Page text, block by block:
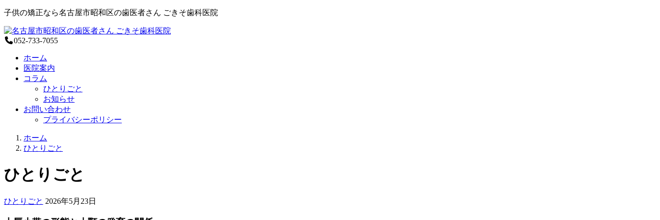
子供の矯正なら名古屋市昭和区の歯医者さん ごきそ歯科医院
052-733-7055
ホーム
医院案内
コラム
ひとりごと
お知らせ
お問い合わせ
プライバシーポリシー
ご
き
歯
科
院
ホーム
ひとりごと
ひとりごと
ひとりごと 2026年5月23日